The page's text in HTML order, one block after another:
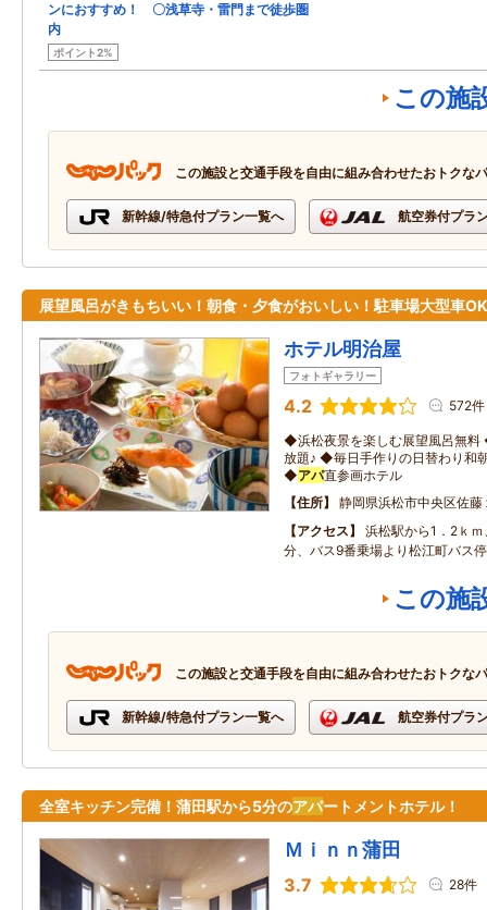
ンにおすすめ！ 〇浅草寺・雷門まで徒歩圏
内
ポイント2%
この施
この施設と交通手段を自由に組み合わせたおトクな
新幹線/特急付プラン一覧へ 航空券付プラ
展望風呂がきもちいい！朝食・夕食がおいしい！駐車場大型車
ホテル明治屋
フォトギャラリー
4.2 572件
◆浜松夜景を楽しむ展望風呂無
放題♪ ◆毎日手作りの日替わり和
◆アパ直参画ホテル
住所
静岡県浜松市中央区佐藤
アクセス
浜松駅から1．2ｋ
分、バス9番乗場より松江町バス
この施
この施設と交通手段を自由に組み合わせたおトクな
新幹線/特急付プラン一覧へ 航空券付プラ
全室キッチン完備！蒲田駅から5分のアパートメントホテル！
Ｍｉｎｎ蒲田
3.7 28件